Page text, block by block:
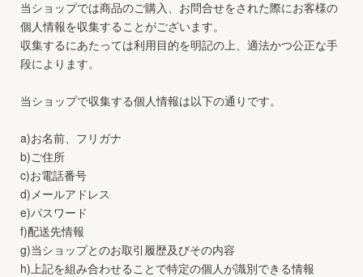
当ショップでは商品のご購入、お問合せをされた際にお客様の
個人情報を収集することがございます。
収集するにあたっては利用目的を明記の上、適法かつ公正な手
段によります。
当ショップで収集する個人情報は以下の通りです。
a)お名前、フリガナ
b)ご住所
c)お電話番号
d)メールアドレス
e)パスワード
f)配送先情報
g)当ショップとのお取引履歴及びその内容
h)上記を組み合わせることで特定の個人が識別できる情報